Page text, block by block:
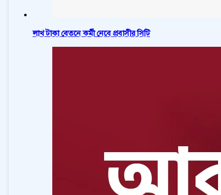
লাখ টাকা বেতনে কর্মী নেবে প্রবাসীর সিটি